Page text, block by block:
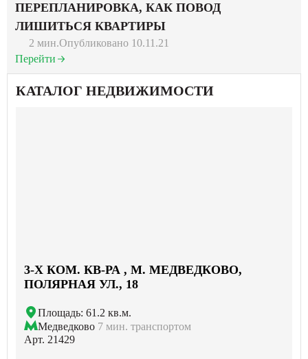
ПЕРЕПЛАНИРОВКА, КАК ПОВОД
ЛИШИТЬСЯ КВАРТИРЫ
2 мин.Опубликовано 10.11.21
Перейти
КАТАЛОГ НЕДВИЖИМОСТИ
3-X КОМ. КВ-РА , М. МЕДВЕДКОВО,
ПОЛЯРНАЯ УЛ., 18
Площадь: 61.2 кв.м.
Медведково 7 мин. транспортом
Арт. 21429